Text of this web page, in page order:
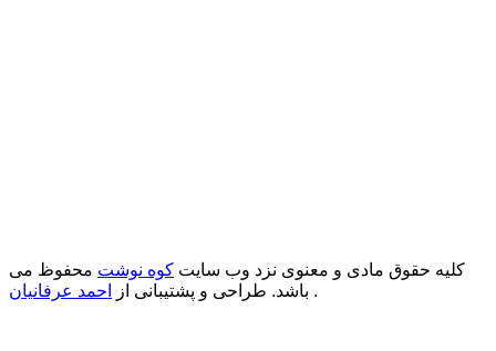
کلیه حقوق مادی و معنوی نزد وب سایت کوه نوشت محفوظ می
باشد. طراحی و پشتیبانی از
احمد عرفانیان .